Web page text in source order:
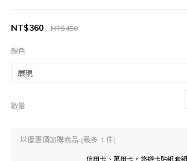
NT$450
NT$360
顏色
數量
以優惠價加購商品 (最多 1 件)
信用卡、萬用卡，悠遊卡貼紙套組